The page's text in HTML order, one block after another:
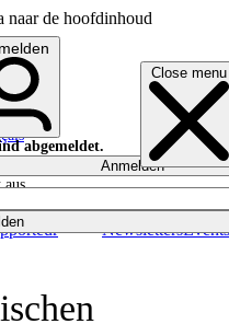
naar de hoofdinhoud
Close menu
NewslettersEvents
abgemeldet.
Anmelden